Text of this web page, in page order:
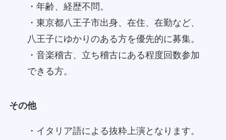
・年齢、経歴不問。
・東京都八王子市出身、在住、在勤など、
八王子にゆかりのある方を優先的に募集。
・音楽稽古、立ち稽古にある程度回数参加
できる方。
その他
・イタリア語による抜粋上演となります。